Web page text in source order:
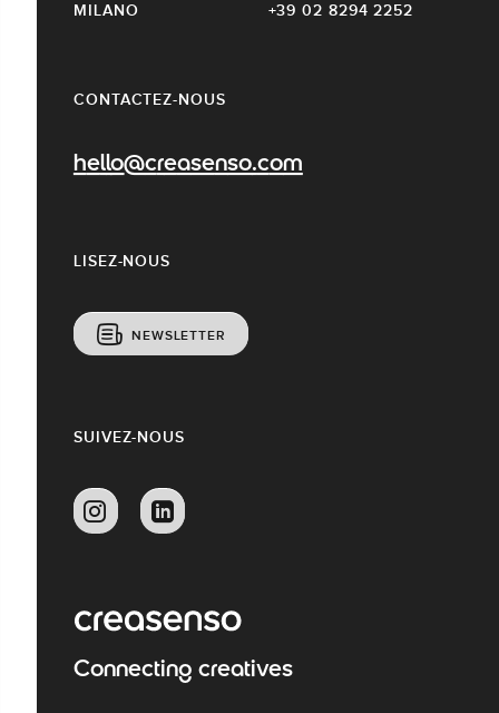
CONTACTEZ-NOUS
hello@creasenso.com
LISEZ-NOUS
NEWSLETTER
MILANO
+39 02 8294 2252
SUIVEZ-NOUS
Connecting creatives